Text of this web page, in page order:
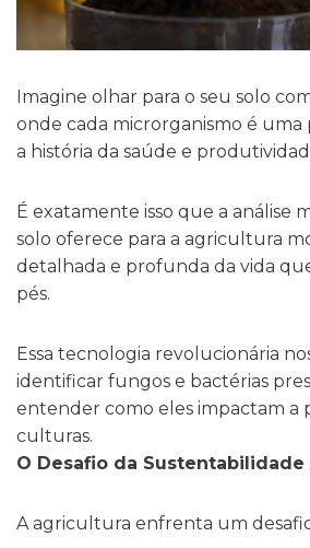
Imagine olhar para o seu solo
onde cada microrganismo é uma
a história da saúde e
É exatamente isso que a análise
solo oferece para a agricultura
detalhada e profunda da vida
pés.
Essa tecnologia revolucionária
identificar fungos e bactérias
entender como eles impactam a
culturas.
O Desafio da Sustentabilidade
A agricultura enfrenta um